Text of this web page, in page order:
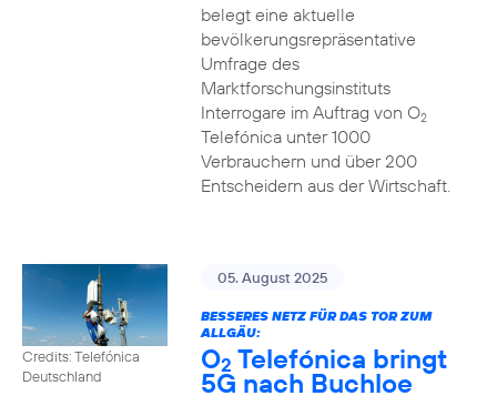
belegt eine aktuelle
bevölkerungsrepräsentative
Umfrage des
Marktforschungsinstituts
Interrogare im Auftrag von O2
Telefónica unter 1000
Verbrauchern und über 200
Entscheidern aus der Wirtschaft.
Credits: Telefónica
Deutschland
05. August 2025
BESSERES NETZ FÜR DAS TOR ZUM
ALLGÄU:
O2 Telefónica bringt
5G nach Buchloe